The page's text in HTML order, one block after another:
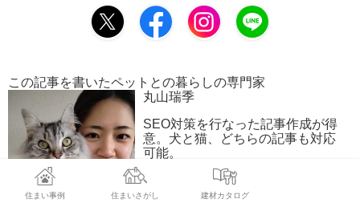
この記事を書いたペットとの暮らしの専門家
丸山瑞季
SEO対策を行なった記事作成が得
意。犬と猫、どちらの記事も対応
可能。
（マルチーズ×キャバリア／男の
子）（キンカロー／男の子）
住まい事例 住まいさがし 建材カタログ